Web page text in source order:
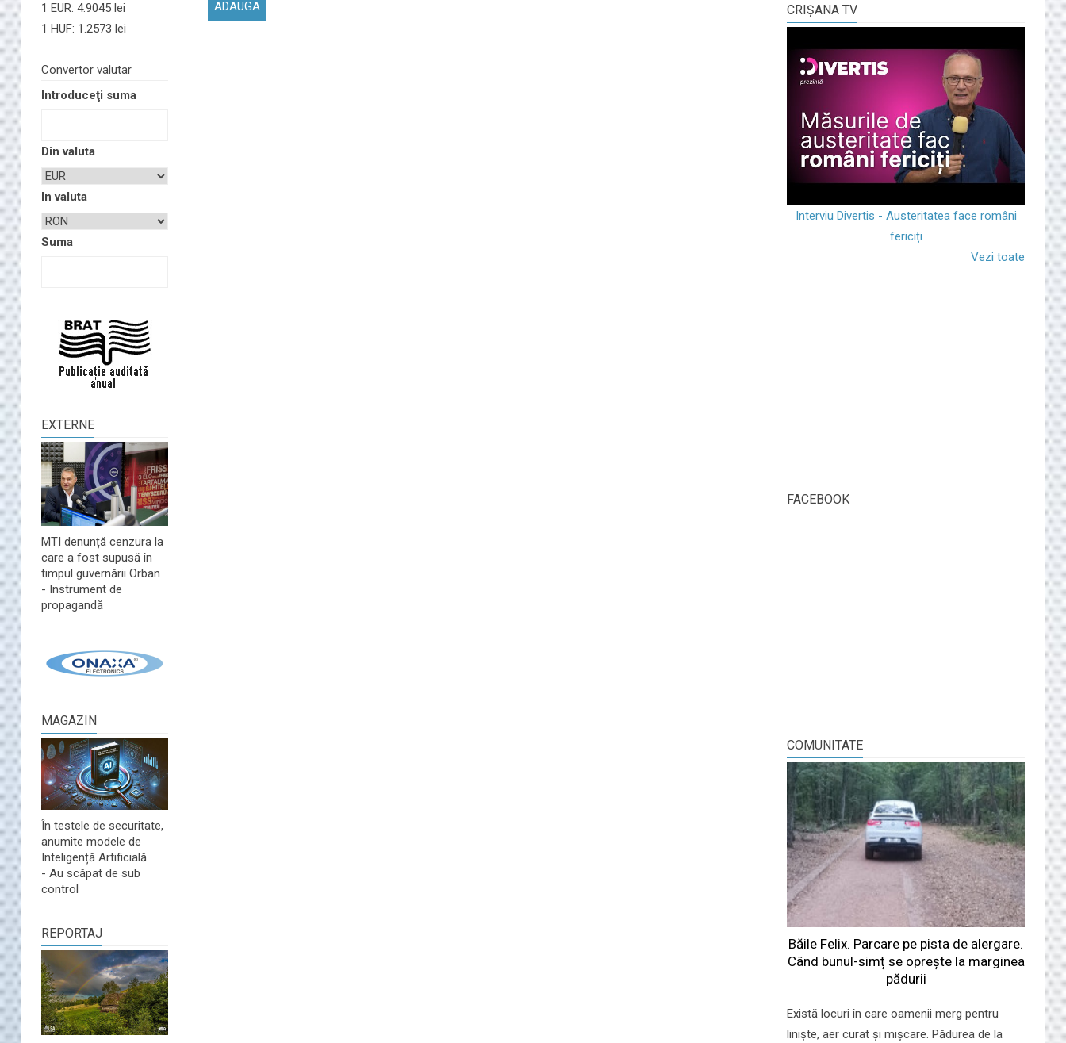
1 EUR: 4.9045 lei
1 HUF: 1.2573 lei
Convertor valutar
Introduceţi suma
Din valuta
In valuta
Suma
EXTERNE
MTI denunță cenzura la
care a fost supusă în
timpul guvernării Orban
- Instrument de
propagandă
MAGAZIN
În testele de securitate,
anumite modele de
Inteligență Artificială
- Au scăpat de sub
control
REPORTAJ
CRIŞANA TV
Interviu Divertis - Austeritatea face români
fericiți
Vezi toate
FACEBOOK
COMUNITATE
Băile Felix. Parcare pe pista de alergare.
Când bunul-simț se oprește la marginea
pădurii
Există locuri în care oamenii merg pentru
liniște, aer curat și mișcare. Pădurea de la